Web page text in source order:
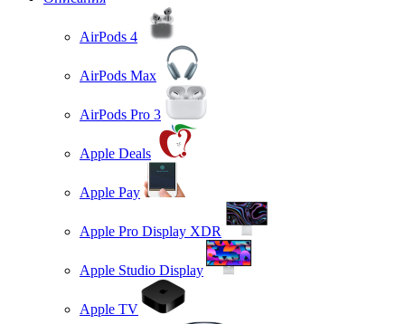
AirPods 4
AirPods Max
AirPods Pro 3
Apple Deals
Apple Pay
Apple Pro Display XDR
Apple Studio Display
Apple TV